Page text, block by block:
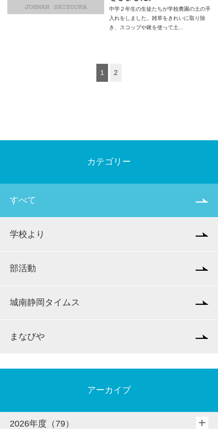
中学２年生の生徒たちが学校農園の土の手
入れをしました。雑草をきれいに取り除
き、スコップや鍬を使って土...
1 2
カテゴリー
すべて
学校より
部活動
城南静岡タイムス
まなびや
アーカイブ
2026年度（79）